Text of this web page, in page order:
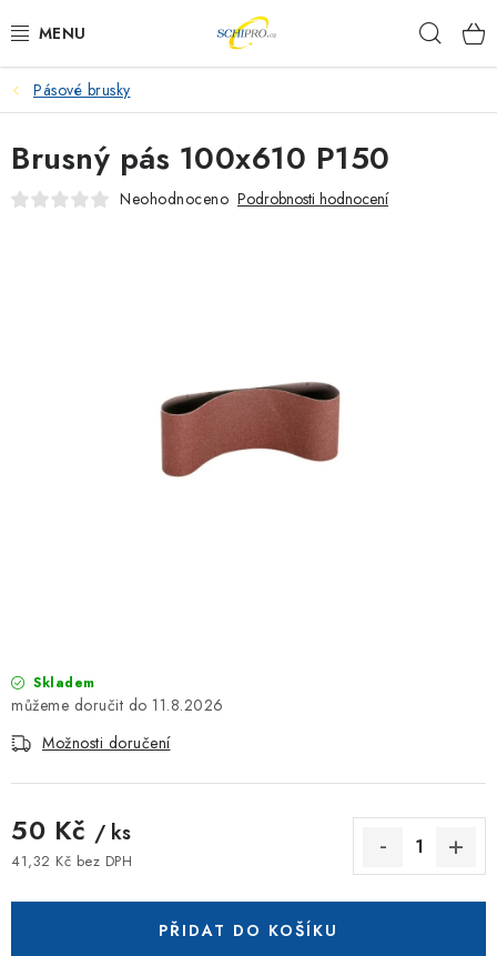
na
AKU NÁŘADÍ
ELEKTRICKÉ NÁŘADÍ
PŘÍSLUŠENSTVÍ
Pásové brusky
Skladem
11.8.2026
Možnosti doručení
50 Kč / ks
41,32 Kč bez DPH
PŘIDAT DO KOŠÍKU
Brusný pás 100x610 P150
Neohodnoceno Podrobnosti hodnocení